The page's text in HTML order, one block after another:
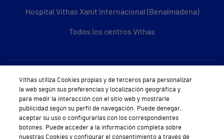
Hospital Vithas Xanit Internacional (Benalmádena)
Todos los centros Vithas
Sobre Vithas
Quiénes somos
Trabajar en Vithas
Teléfono Cita Médica
Vithas utiliza Cookies propias y de terceros para personalizar
la web según sus preferencias y localización geográfica y
para medir la interacción con el sitio web y mostrarle
publicidad según su perfil de navegación. Puede denegar,
aceptar su uso o configurarlas con los correspondientes
botones. Puede acceder a la información completa sobre
nuestras Cookies y configurar el consentimiento a través de